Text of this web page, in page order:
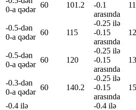
0-a qədər
60 101.2
-0.1
arasında
-0.5-dən
0-a qədər
60 115
-0.25 ilə
-0.15
arasında
-0.5-dən
0-a qədər
60 120
-0.25 ilə
-0.15
arasında
-0.3-dən
0-a qədər
60 140.2
-0.25 ilə
-0.15
arasında
-0.4 ilə -0.4 ilə